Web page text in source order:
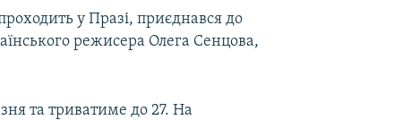
у Празі, приєднався до
режисера Олега Сенцова,
та триватиме до 27. На